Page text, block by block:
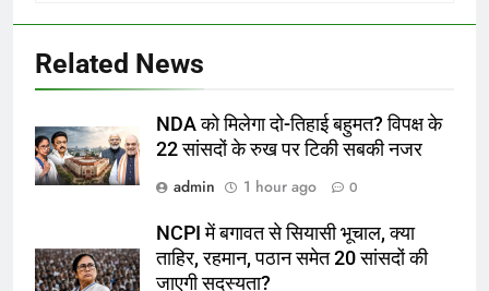
Related News
NDA को मिलेगा दो-तिहाई बहुमत? विपक्ष के
22 सांसदों के रुख पर टिकी सबकी नजर
admin
1 hour ago 0
NCPI में बगावत से सियासी भूचाल, क्या
ताहिर, रहमान, पठान समेत 20 सांसदों की
जाएगी सदस्यता?